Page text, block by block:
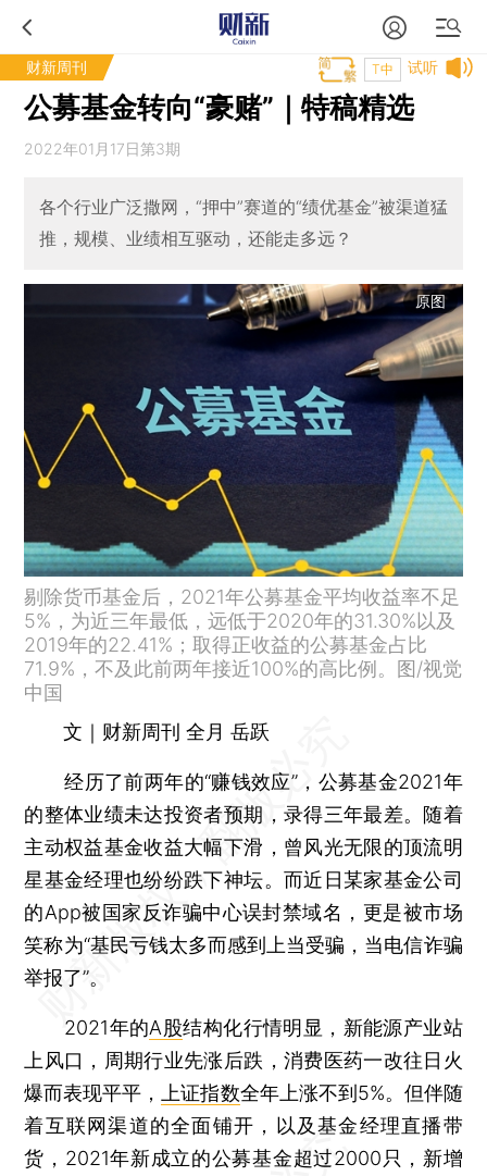
财新周刊 试听
T中
公募基金转向“豪赌”｜特稿精选
2022年01月17日第3期
各个行业广泛撒网，“押中”赛道的“绩优基金”被渠道猛
推，规模、业绩相互驱动，还能走多远？
原图
剔除货币基金后，2021年公募基金平均收益率不足
5%，为近三年最低，远低于2020年的31.30%以及
2019年的22.41%；取得正收益的公募基金占比
71.9%，不及此前两年接近100%的高比例。图/视觉
中国
文｜财新周刊 全月 岳跃
经历了前两年的“赚钱效应”，公募基金2021年
的整体业绩未达投资者预期，录得三年最差。随着
主动权益基金收益大幅下滑，曾风光无限的顶流明
星基金经理也纷纷跌下神坛。而近日某家基金公司
的App被国家反诈骗中心误封禁域名，更是被市场
笑称为“基民亏钱太多而感到上当受骗，当电信诈骗
举报了”。
2021年的A股结构化行情明显，新能源产业站
上风口，周期行业先涨后跌，消费医药一改往日火
爆而表现平平，
上证指数全年上涨不到5%。但伴随
着互联网渠道的全面铺开，以及基金经理直播带
货，2021年新成立的公募基金超过2000只，新增